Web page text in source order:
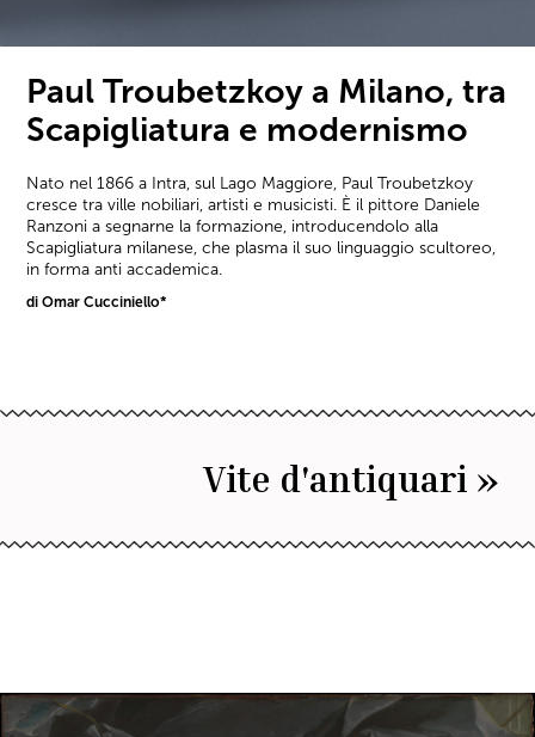
Paul Troubetzkoy a Milano, tra
Scapigliatura e modernismo
Nato nel 1866 a Intra, sul Lago Maggiore, Paul Troubetzkoy
cresce tra ville nobiliari, artisti e musicisti. È il pittore Daniele
Ranzoni a segnarne la formazione, introducendolo alla
Scapigliatura milanese, che plasma il suo linguaggio scultoreo,
in forma anti accademica.
di Omar Cucciniello*
Vite d'antiquari »